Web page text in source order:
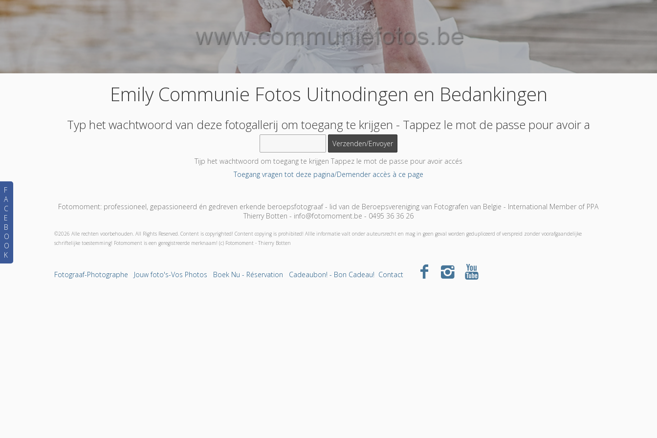
F
A
C
E
B
O
O
K
Emily Communie Fotos Uitnodingen en Bedankingen
Typ het wachtwoord van deze fotogallerij om toegang te krijgen - Tappez le mot de passe pour avoir a
Tijp het wachtwoord om toegang te krijgen Tappez le mot de passe pour avoir accés
Toegang vragen tot deze pagina/Demender accès à ce page
Fotomoment: professioneel, gepassioneerd én gedreven erkende beroepsfotograaf - lid van de Beroepsvereniging van Fotografen van Belgie - International Member of PPA
Thierry Botten - info@fotomoment.be - 0495 36 36 26
©2026 Alle rechten voorbehouden. All Rights Reserved. Content is copyrighted! Content copying is prohibited! Allle informatie valt onder auteursrecht en mag in geen geval worden gedupliceerd of verspreid zonder voorafgaandelijke
schriftelijke toestemming! Fotomoment is een geregistreerde merknaam! (c) Fotomoment - Thierry Botten
Fotograaf-Photographe Jouw foto's-Vos Photos Boek Nu - Réservation Cadeaubon! - Bon Cadeau! Contact